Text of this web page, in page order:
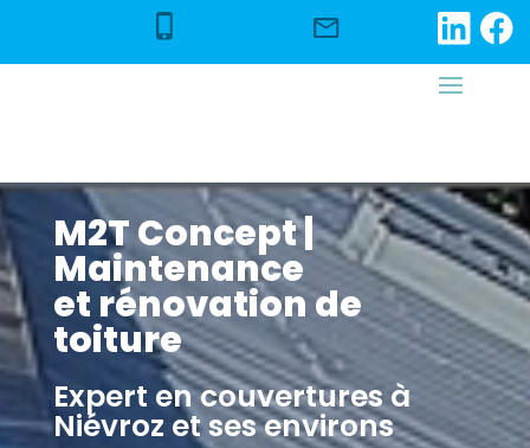
M2T Concept |
Maintenance
et rénovation de
toiture
Expert en couvertures à
Niévroz et ses environs